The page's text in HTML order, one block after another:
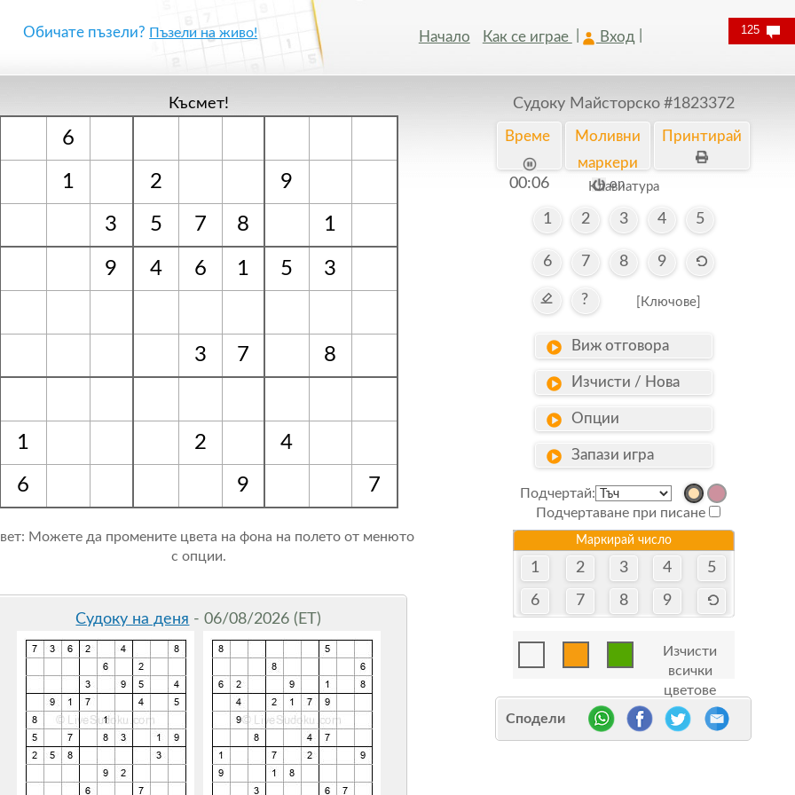
Обичате пъзели? Пъзели на живо! Начало Как се играе Вход
Късмет!
6
1 2
9
3
5 7 8 1
9 4 6 1 5 3
3 7 8
1 2
4
6
9 7
Можете да промените цвета на фона на полето от менюто
с опции.
Судоку на деня - 06/08/2026 (ET)
Судоку Майсторско #1823372
Време
00:07
Моливни
маркери
on
Принтирай
Kлавиатура
1 2 3 4 5
6 7 8 9
? [Ключове]
Виж отговора
Изчисти / Нова
Опции
Запази игра
Подчертай:
Подчертаване при писане
Маркирай число
1 2 3 4 5
6 7 8 9
Изчисти
всички
цветове
Сподели
125